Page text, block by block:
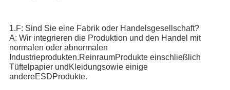
1.F: Sind Sie eine Fabrik oder Handelsgesellschaft?
A: Wir integrieren die Produktion und den Handel mit
normalen oder abnormalen
Industrieprodukten.ReinraumProdukte einschließlich
Tüftelpapier und Kleidungsowie einige
andereESDProdukte.